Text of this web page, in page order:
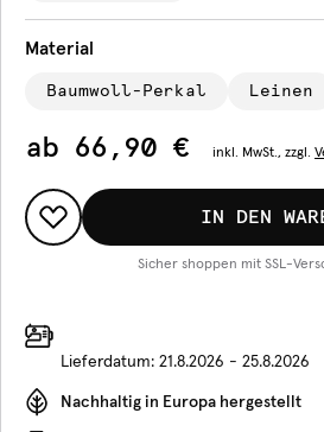
Material
Baumwoll-Perkal Leinen
ab 66,90 € inkl. MwSt., zzgl.
IN DEN
Sicher shoppen mit SSL-
Lieferdatum: 21.8.2026 - 25.8.2026
Nachhaltig in Europa hergestellt